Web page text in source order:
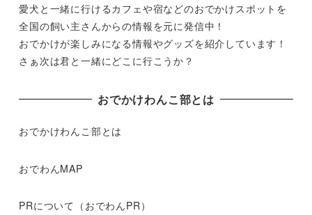
愛犬と一緒に行けるカフェや宿などのおでかけスポットを
全国の飼い主さんからの情報を元に発信中！
おでかけが楽しみになる情報やグッズを紹介しています！
さぁ次は君と一緒にどこに行こうか？
おでかけわんこ部とは
おでかけわんこ部とは
おでわんMAP
PRについて（おでわんPR）